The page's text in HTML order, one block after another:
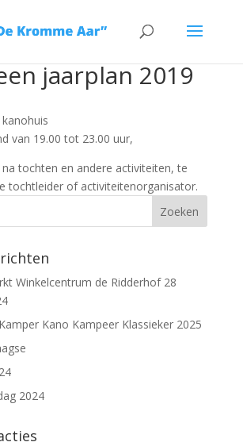
jaarplan 2019
van 19.00 tot 23.00 uur,
tochten en andere activiteiten, te
tochtleider of activiteitenorganisator.
Winkelcentrum de Ridderhof 28
Kano Kampeer Klassieker 2025
2024